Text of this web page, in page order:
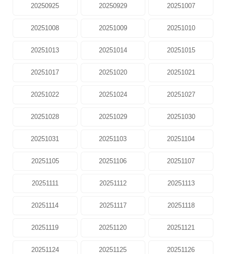
20250925 20250929 20251007
20251008 20251009 20251010
20251013 20251014 20251015
20251017 20251020 20251021
20251022 20251024 20251027
20251028 20251029 20251030
20251031 20251103 20251104
20251105 20251106 20251107
20251111 20251112 20251113
20251114 20251117 20251118
20251119 20251120 20251121
20251124 20251125 20251126